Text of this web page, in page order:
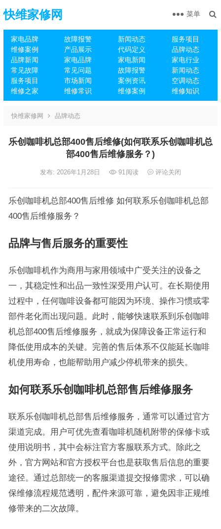
快维家修网
家电品牌 故障报警 新闻动态
服务项目
维修案例
产品展示 代码定义
品牌动态
品牌新闻
家电品牌 家电新闻
家电行业
常见故障
常见问题 故障报警
新闻动态
服务项目
市场新闻 案例资讯
空调动态
维修之家
维修常识 维修案例 维修知识
菜单
快维家修网 品牌动态
乐创咖啡机总部400售后维修(如何联系乐创咖啡机总
部400售后维修服务？)
发布: 2026年1月28日 91阅读 评论关闭
乐创咖啡机总部400售后维修 如何联系乐创咖啡机总部
400售后维修服务？
品牌与售后服务的重要性
乐创咖啡机作为商用与家用领域中广受关注的设备之
一，其稳定性和出品一致性深受用户认可。在长期使用
过程中，任何咖啡设备都可能因为环境、操作习惯或零
部件老化而出现问题。此时，能够快速联系到乐创咖啡
机总部400售后维修服务，就成为保障设备正常运行和
降低使用成本的关键。完善的售后体系不仅能延长咖啡
机使用寿命，也能帮助用户减少停机带来的损失。
如何联系乐创咖啡机总部售后维修服务
联系乐创咖啡机总部售后维修服务，通常可以通过官方
渠道完成。用户可优先查看咖啡机随机附带的保修卡或
使用说明书，其中会标注官方客服联系方式。除此之
外，官方网站和官方授权平台也是获取售后信息的重要
途径。通过总部统一的客服渠道提交报修需求，可以确
保维修流程规范透明，配件来源可靠，避免因非正规维
修带来的二次故障。